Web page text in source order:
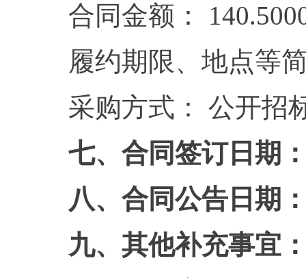
合同金额：
履约期限、地点等
采购方式： 公开招
七、合同签订日期
八、合同公告日期
九、其他补充事宜